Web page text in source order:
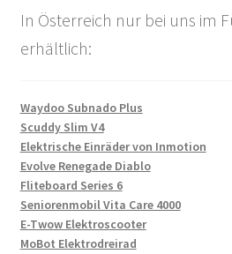
In Österreich nur bei uns im
erhältlich:
Waydoo Subnado Plus
Scuddy Slim V4
Elektrische Einräder von Inmotion
Evolve Renegade Diablo
Fliteboard Series 6
Seniorenmobil Vita Care 4000
E-Twow Elektroscooter
MoBot Elektrodreirad